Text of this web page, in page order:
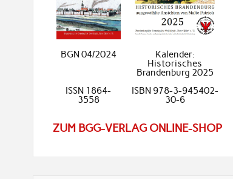
BGN 04/2024
Kalender:
Historisches
Brandenburg 2025
ISSN 1864-
3558
ISBN 978-3-945402-
30-6
ZUM BGG-VERLAG ONLINE-SHOP